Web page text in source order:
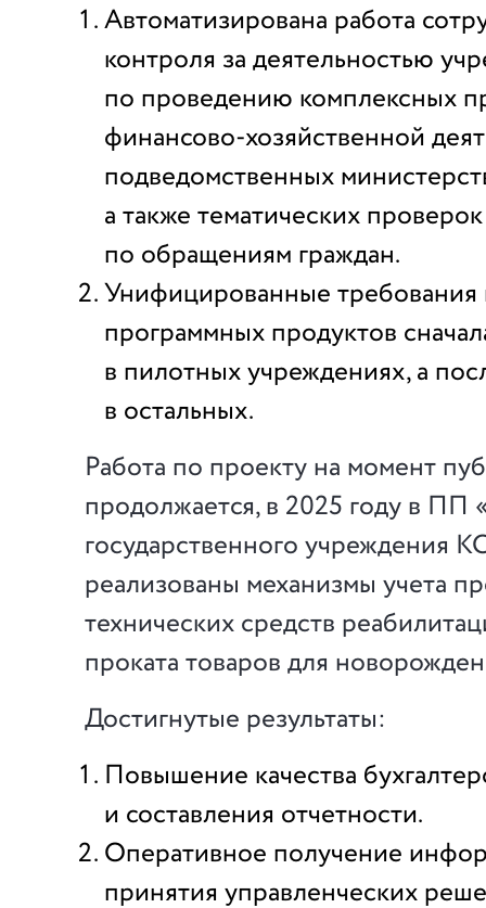
Автоматизирована работа
контроля за деятельностью
по проведению комплексных
финансово-хозяйственной
подведомственных
а также тематических
по обращениям граждан.
Унифицированные требования
программных продуктов
в пилотных учреждениях, а
в остальных.
Работа по проекту на момент
продолжается, в 2025 году в ПП
государственного учреждения
реализованы механизмы учета
технических средств
проката товаров для
Достигнутые результаты:
Повышение качества
и составления отчетности.
Оперативное получение
принятия управленческих